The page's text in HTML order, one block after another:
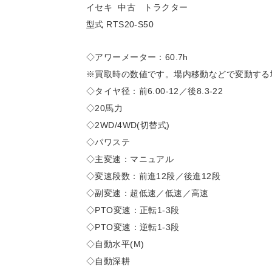
イセキ 中古 トラクター
型式 RTS20-S50
◇アワーメーター：60.7h
※買取時の数値です。場内移動などで変動する
◇タイヤ径：前6.00-12／後8.3-22
◇20馬力
◇2WD/4WD(切替式)
◇パワステ
◇主変速：マニュアル
◇変速段数：前進12段／後進12段
◇副変速：超低速／低速／高速
◇PTO変速：正転1-3段
◇PTO変速：逆転1-3段
◇自動水平(M)
◇自動深耕